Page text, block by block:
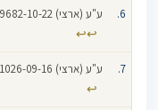
ע"ע (ארצי) 9682-10-22
↩
↩
ע"ע (ארצי) 71026-09-16
↩